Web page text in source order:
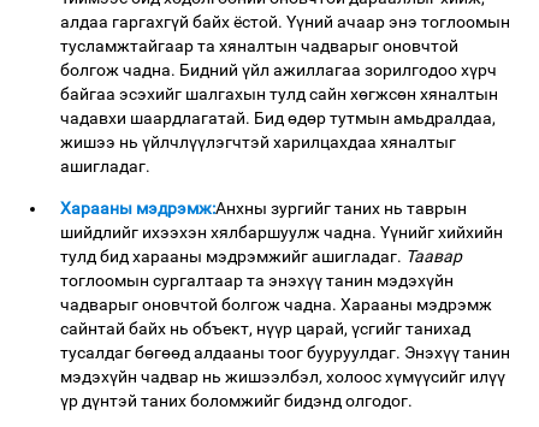
алдаа гаргахгүй байх ёстой. Үүний ачаар энэ тоглоомын
тусламжтайгаар та хяналтын чадварыг оновчтой
болгож чадна. Бидний үйл ажиллагаа зорилгодоо хүрч
байгаа эсэхийг шалгахын тулд сайн хөгжсөн хяналтын
чадавхи шаардлагатай. Бид өдөр тутмын амьдралдаа,
жишээ нь үйлчлүүлэгчтэй харилцахдаа хяналтыг
ашигладаг.
Харааны мэдрэмж:Анхны зургийг таних нь таврын
шийдлийг ихээхэн хялбаршуулж чадна. Үүнийг хийхийн
тулд бид харааны мэдрэмжийг ашигладаг. Таавар
тоглоомын сургалтаар та энэхүү танин мэдэхүйн
чадварыг оновчтой болгож чадна. Харааны мэдрэмж
сайнтай байх нь объект, нүүр царай, үсгийг танихад
тусалдаг бөгөөд алдааны тоог бууруулдаг. Энэхүү танин
мэдэхүйн чадвар нь жишээлбэл, холоос хүмүүсийг илүү
үр дүнтэй таних боломжийг бидэнд олгодог.